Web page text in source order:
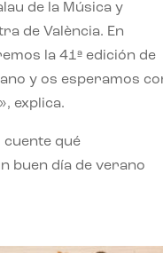
de la Música y
de València. En
la 41ª edición de
y os esperamos
explica.
cuente qué
buen día de verano